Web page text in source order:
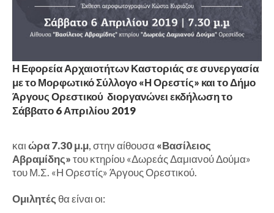
Η Εφορεία Αρχαιοτήτων Καστοριάς σε συνεργασία
με το Μορφωτικό Σύλλογο «Η Ορεστίς» και το Δήμο
Άργους Ορεστικού διοργανώνει εκδήλωση το
Σάββατο 6 Απριλίου 2019
καιώρα 7.30 μ.μ, στην αίθουσα«Βασίλειος
Αβραμίδης»του κτηρίου «Δωρεάς Δαμιανού Δούμα»
του Μ.Σ. «Η Ορεστίς» Άργους Ορεστικού.
Ομιλητές θα είναι οι: